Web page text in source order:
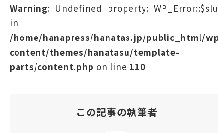
Warning: Undefined property:
in
/home/hanapress/hanatas.jp/public_html/
content/themes/hanatasu/template-
parts/content.php on line 110
この記事の執筆者